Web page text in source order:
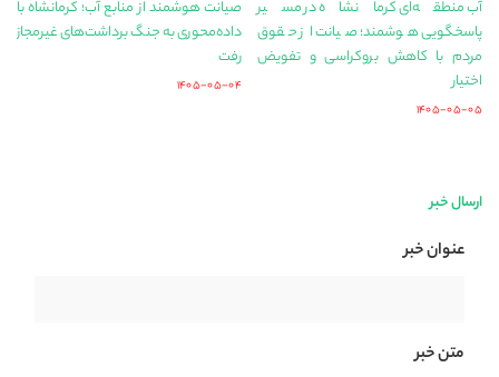
آب منطقه‌ای کرمانشاه در مسیر
پاسخگویی هوشمند؛ صیانت از حقوق
مردم با کاهش بروکراسی و تفویض
اختیار
۱۴۰۵-۰۵-۰۵
صیانت هوشمند از منابع آب؛ کرمانشاه با
داده‌محوری به جنگ برداشت‌های غیرمجاز
رفت
۱۴۰۵-۰۵-۰۴
ارسال خبر
عنوان خبر
متن خبر